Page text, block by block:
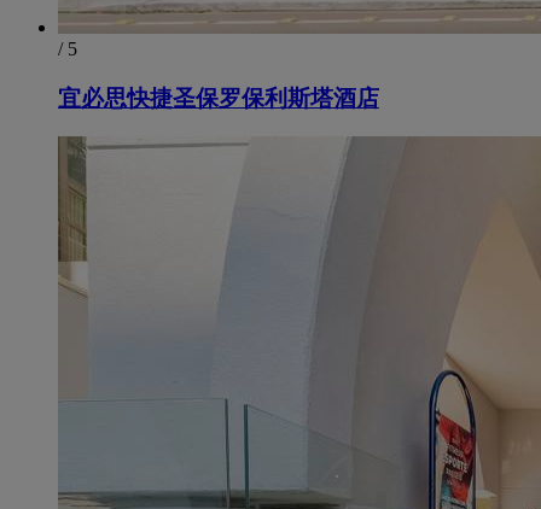
/ 5
宜必思快捷圣保罗保利斯塔酒店